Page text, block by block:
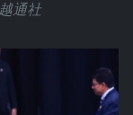
通社